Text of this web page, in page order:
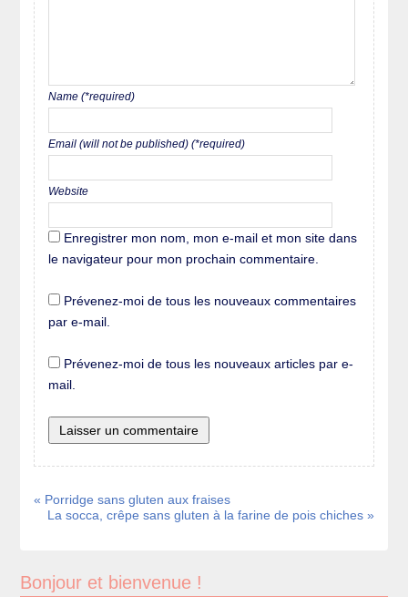
Name (*required)
Email (will not be published) (*required)
Website
Enregistrer mon nom, mon e-mail et mon site dans
le navigateur pour mon prochain commentaire.
Prévenez-moi de tous les nouveaux commentaires
par e-mail.
Prévenez-moi de tous les nouveaux articles par e-
mail.
« Porridge sans gluten aux fraises
La socca, crêpe sans gluten à la farine de pois chiches »
Bonjour et bienvenue !